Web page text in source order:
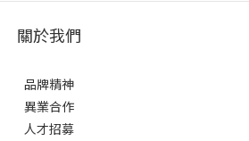
關於我們
品牌精神
異業合作
人才招募